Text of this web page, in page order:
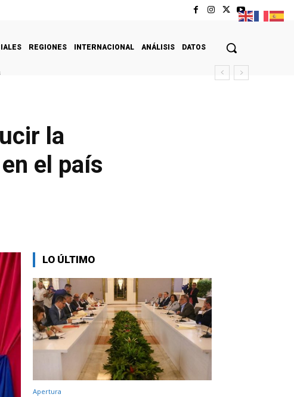
REGIONES INTERNACIONAL ANÁLISIS DATOS
la
el país
LO ÚLTIMO
Apertura